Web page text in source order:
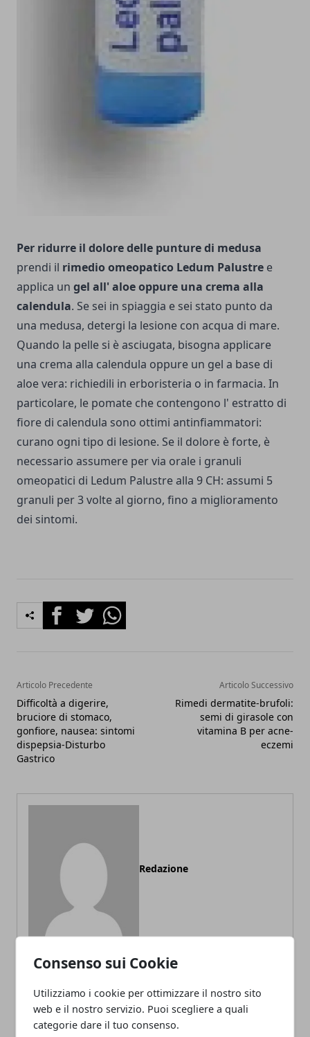
Consenso sui Cookie
Utilizziamo i cookie per ottimizzare il nostro sito
web e il nostro servizio. Puoi scegliere a quali
categorie dare il tuo consenso.
Per ridurre il dolore delle punture di medusa
prendi il rimedio omeopatico Ledum Palustre e
applica un gel all' aloe oppure una crema alla
calendula. Se sei in spiaggia e sei stato punto da
una medusa, detergi la lesione con acqua di mare.
Quando la pelle si è asciugata, bisogna applicare
una crema alla calendula oppure un gel a base di
aloe vera: richiedili in erboristeria o in farmacia. In
particolare, le pomate che contengono l' estratto di
fiore di calendula sono ottimi antinfiammatori:
curano ogni tipo di lesione. Se il dolore è forte, è
necessario assumere per via orale i granuli
omeopatici di Ledum Palustre alla 9 CH: assumi 5
granuli per 3 volte al giorno, fino a miglioramento
dei sintomi.
FacebookTwitterWhatsapp
Articolo Precedente
Difficoltà a digerire,
bruciore di stomaco,
gonfiore, nausea: sintomi
dispepsia-Disturbo
Gastrico
Articolo Successivo
Rimedi dermatite-brufoli:
semi di girasole con
vitamina B per acne-
eczemi
Redazione
ARTICOLI CORRELATI